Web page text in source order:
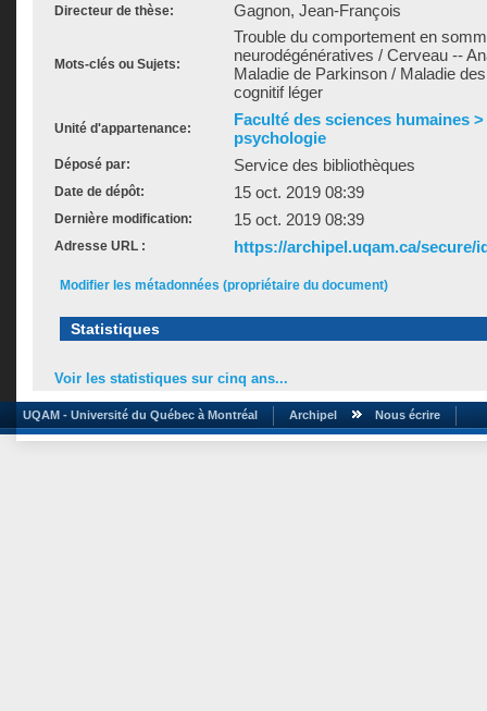
Directeur de thèse: Gagnon, Jean-François
Mots-clés ou Sujets:
Trouble du comportement en
neurodégénératives / Cerveau --
Maladie de Parkinson / Maladie
cognitif léger
Unité d'appartenance:
Faculté des sciences humaines
psychologie
Déposé par: Service des bibliothèques
Date de dépôt: 15 oct. 2019 08:39
Dernière modification: 15 oct. 2019 08:39
Adresse URL : https://archipel.uqam.ca/secure/
Modifier les métadonnées (propriétaire du document)
Statistiques
Voir les statistiques sur cinq ans...
UQAM - Université du Québec à Montréal Archipel Nous écrire